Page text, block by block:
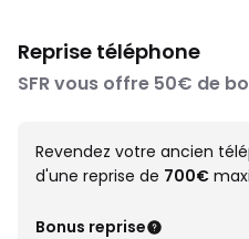
Reprise téléphone
SFR vous offre 50€ de
Revendez votre ancien
d'une reprise de 700€
Bonus reprise